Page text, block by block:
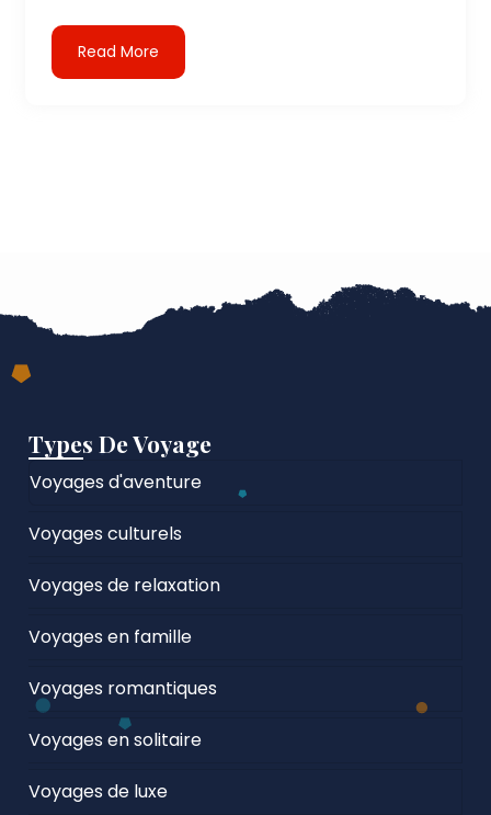
Read More
Types De Voyage
Voyages d'aventure
Voyages culturels
Voyages de relaxation
Voyages en famille
Voyages romantiques
Voyages en solitaire
Voyages de luxe